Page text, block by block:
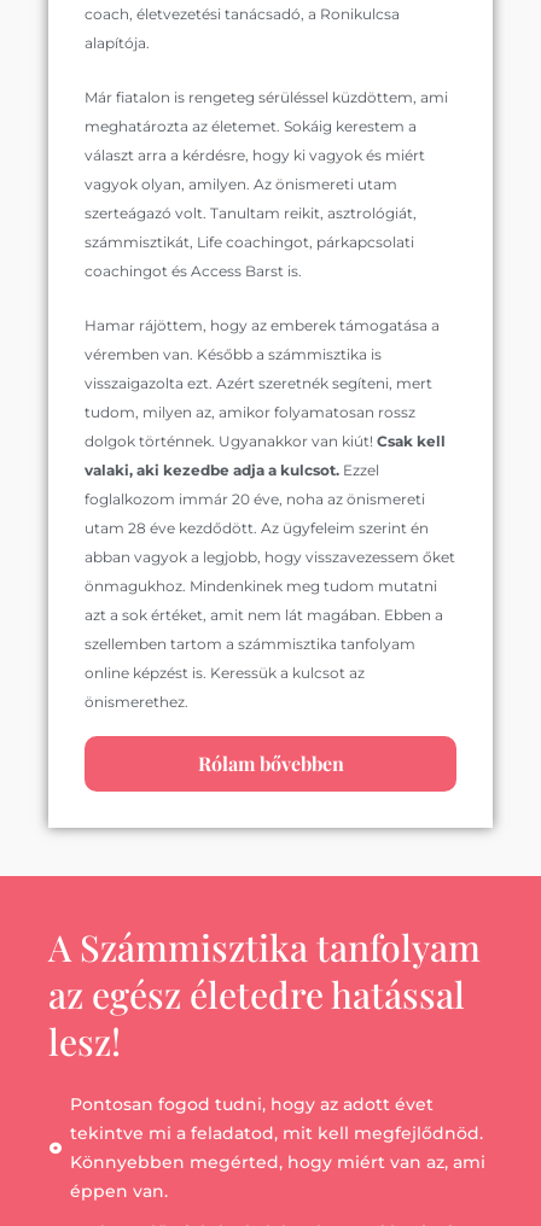
coach, életvezetési tanácsadó, a Ronikulcsa
alapítója.
Már fiatalon is rengeteg sérüléssel küzdöttem, ami
meghatározta az életemet. Sokáig kerestem a
választ arra a kérdésre, hogy ki vagyok és miért
vagyok olyan, amilyen. Az önismereti utam
szerteágazó volt. Tanultam reikit, asztrológiát,
számmisztikát, Life coachingot, párkapcsolati
coachingot és Access Barst is.
Hamar rájöttem, hogy az emberek támogatása a
véremben van. Később a számmisztika is
visszaigazolta ezt. Azért szeretnék segíteni, mert
tudom, milyen az, amikor folyamatosan rossz
dolgok történnek. Ugyanakkor van kiút! Csak kell
valaki, aki kezedbe adja a kulcsot. Ezzel
foglalkozom immár 20 éve, noha az önismereti
utam 28 éve kezdődött. Az ügyfeleim szerint én
abban vagyok a legjobb, hogy visszavezessem őket
önmagukhoz. Mindenkinek meg tudom mutatni
azt a sok értéket, amit nem lát magában. Ebben a
szellemben tartom a számmisztika tanfolyam
online képzést is. Keressük a kulcsot az
önismerethez.
Rólam bővebben
A Számmisztika tanfolyam
az egész életedre hatással
lesz!
Pontosan fogod tudni, hogy az adott évet
tekintve mi a feladatod, mit kell megfejlődnöd.
Könnyebben megérted, hogy miért van az, ami
éppen van.